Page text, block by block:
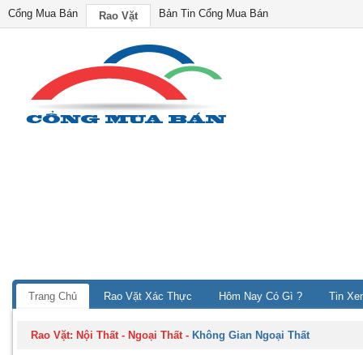
Cổng Mua Bán Rao Vặt Bản Tin Cổng Mua Bán
Trang Chủ Rao Vặt Xác Thực Hôm Nay Có Gì ? Tin
Rao Vặt: Nội Thất - Ngoại Thất- Không Gian Ngoại Thất